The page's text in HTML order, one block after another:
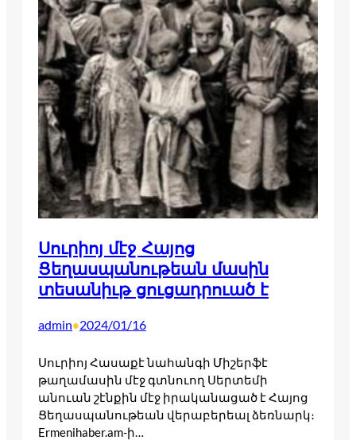
Սուրիոյ մէջ Հայոց
Ցեղասպանութեան մասին
տեսանիւթ ցուցադրուած է
admin•2024/01/16
Սուրիոյ Հասաքէ նահանգի Միշերֆէ
թաղամասին մէջ գտնուող Սերտեմի
անուան շէնքին մէջ իրականացած է Հայոց
Ցեղասպանութեան վերաբերեալ ձեռնարկ։
Ermenihaber.am-ի…